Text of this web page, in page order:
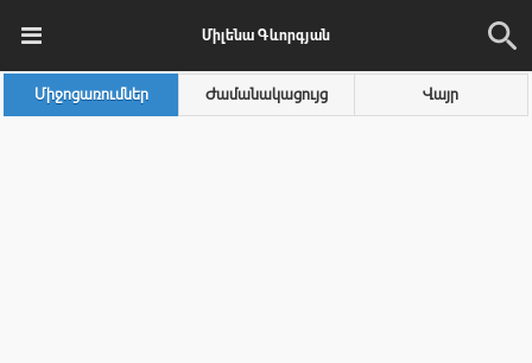
Միլենա Գևորգյան
Միջոցառումներ Ժամանակացույց Վայր